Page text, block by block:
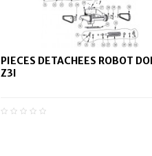
PIECES DETACHEES ROBOT
Z3I